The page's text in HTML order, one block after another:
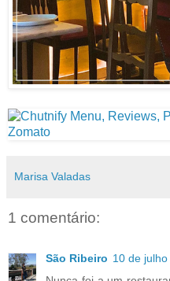
Marisa Valadas
1 comentário:
São Ribeiro 10 de